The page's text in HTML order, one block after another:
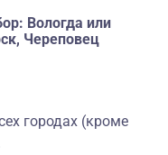
Вологда или
Череповец
городах (кроме